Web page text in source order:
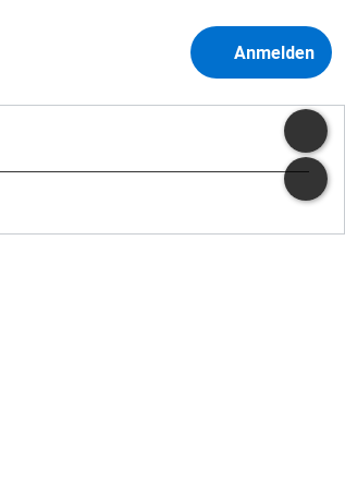
Anmelden